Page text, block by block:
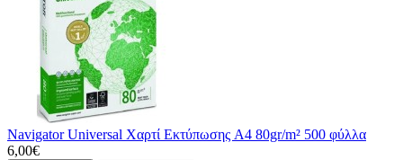
Navigator Universal Χαρτί Εκτύπωσης A4 80gr/m² 500 φύλλα
6,00€